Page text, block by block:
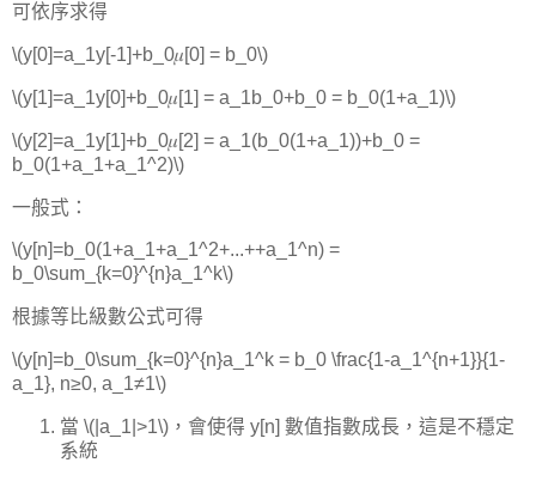
可依序求得
\(y[0]=a_1y[-1]+b_0𝜇[0] = b_0\)
\(y[1]=a_1y[0]+b_0𝜇[1] = a_1b_0+b_0 = b_0(1+a_1)\)
\(y[2]=a_1y[1]+b_0𝜇[2] = a_1(b_0(1+a_1))+b_0 =
b_0(1+a_1+a_1^2)\)
一般式：
\(y[n]=b_0(1+a_1+a_1^2+...++a_1^n) =
b_0\sum_{k=0}^{n}a_1^k\)
根據等比級數公式可得
\(y[n]=b_0\sum_{k=0}^{n}a_1^k = b_0 \frac{1-a_1^{n+1}}{1-
a_1}, n≥0, a_1≠1\)
當 \(|a_1|>1\)，會使得 y[n] 數值指數成長，這是不穩定
系統